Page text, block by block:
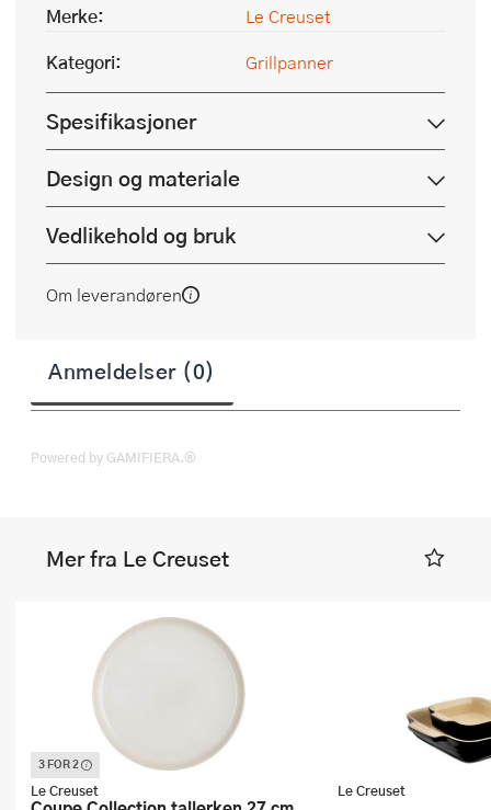
Merke:
Le Creuset
Kategori:
Grillpanner
Spesifikasjoner
Design og materiale
Vedlikehold og bruk
Om leverandøren
Anmeldelser (0)
Powered by GAMIFIERA.®
Mer fra Le Creuset
3 FOR 2
Denne varen inngår i vår 3 for 2
kampanje. Vi spanderer den rimeligste
Le Creuset Le Creuset